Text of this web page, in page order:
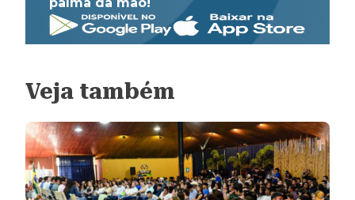
Veja também